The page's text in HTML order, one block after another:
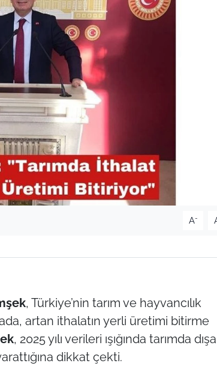
A-
, Türkiye’nin tarım ve hayvancılık
artan ithalatın yerli üretimi bitirme
, 2025 yılı verileri ışığında tarımda dışa
dikkat çekti.